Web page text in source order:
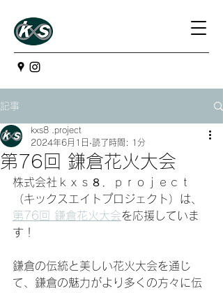
記事
第76回 鎌倉花火大会
kxs8 .project
2024年6月1日 読了時間: 1分
株式会社ｋｘｓ８．ｐｒｏｊｅｃｔ
（キックスエイトプロジェクト）は、
第76回 鎌倉花火大会を応援していま
す！
鎌倉の伝統と美しい花火大会を通じ
て、鎌倉の魅力がより多くの方々に伝